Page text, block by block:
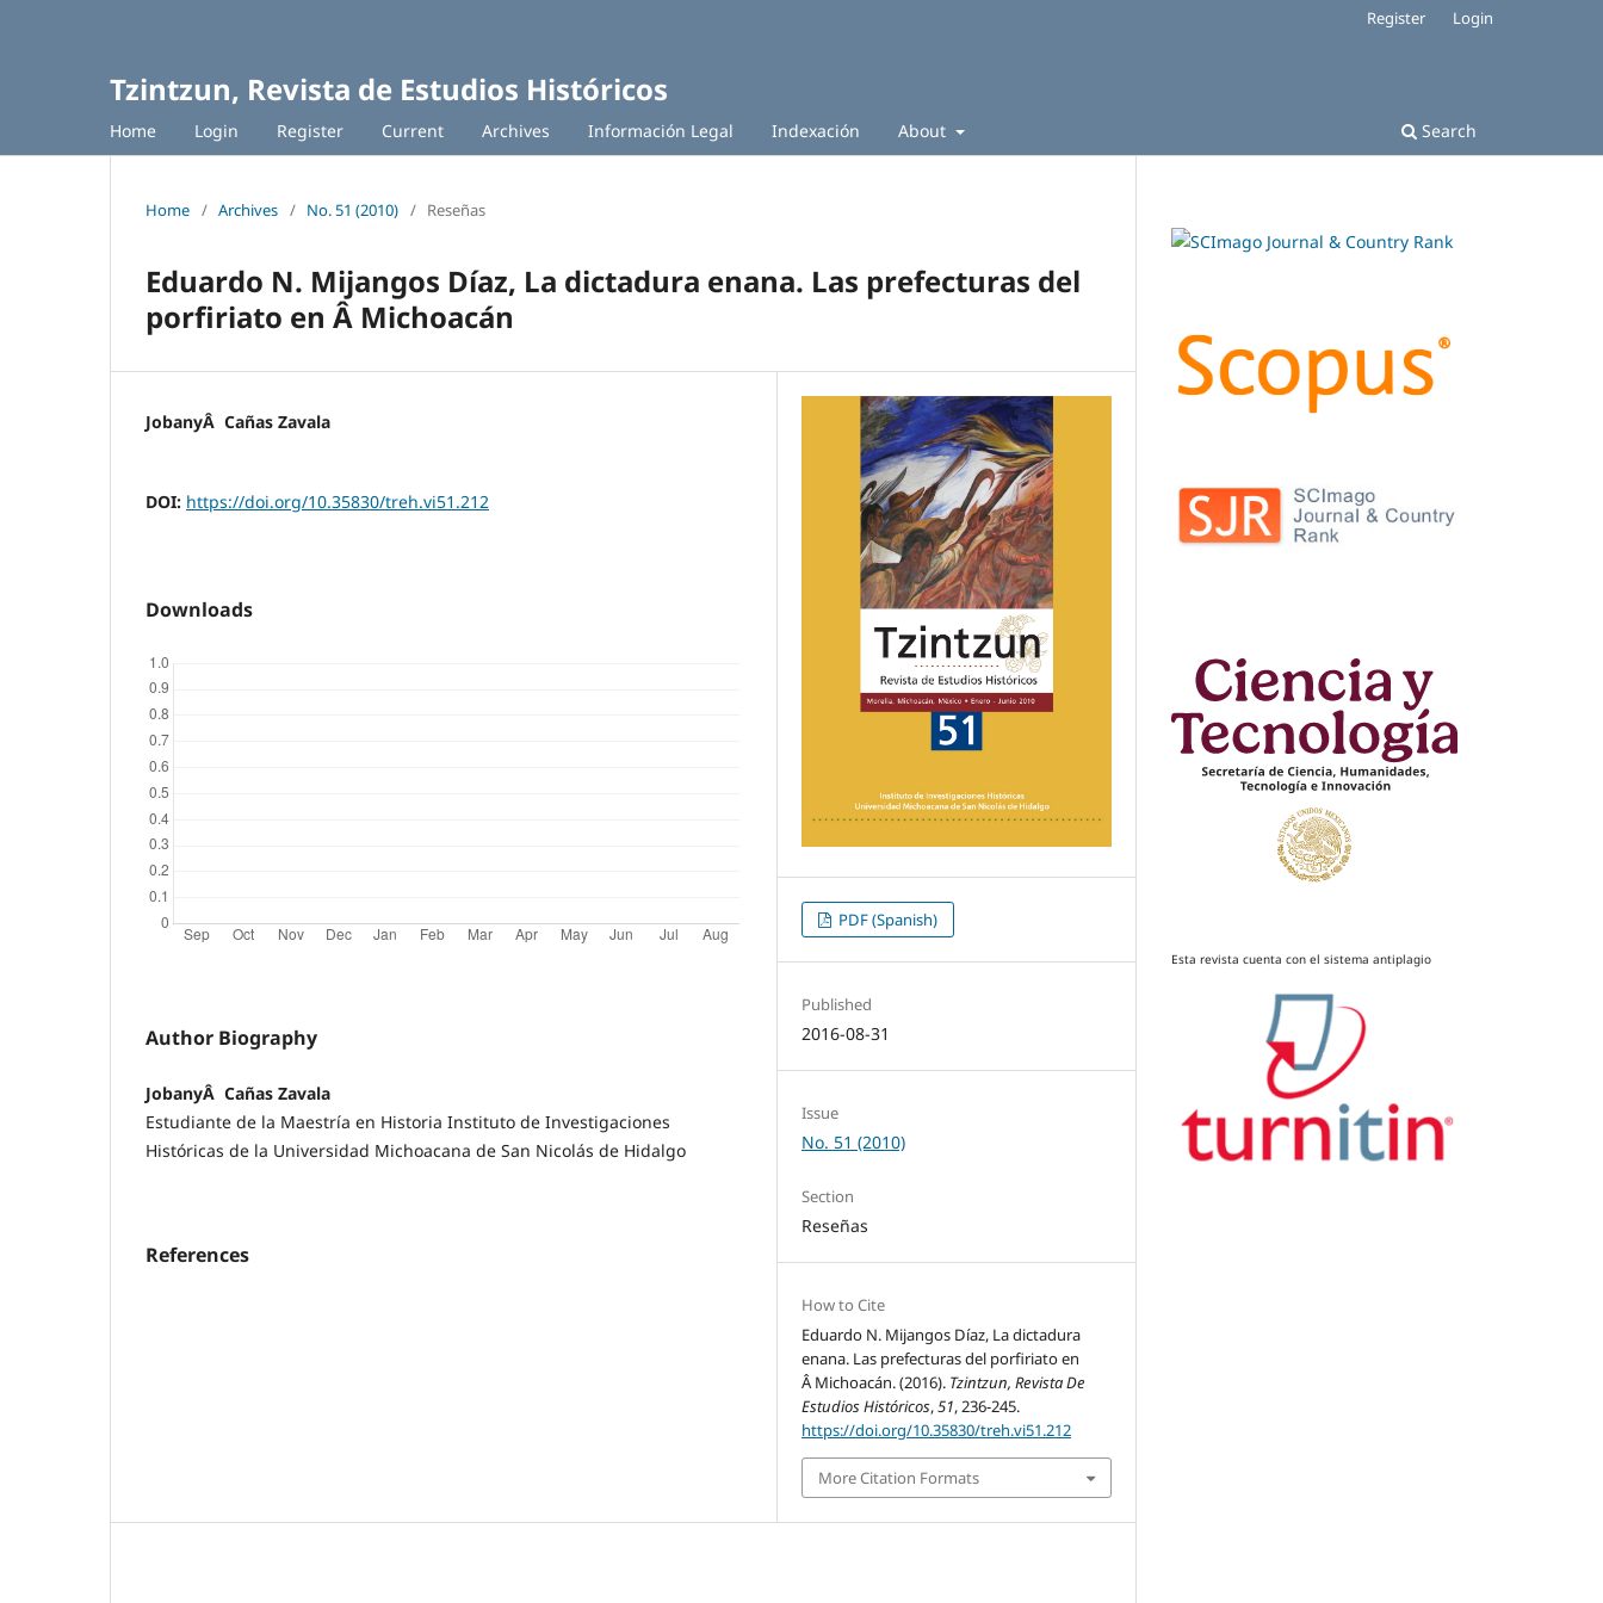
Tzintzun, Revista de Estudios Históricos
Home Login Register Current Archives Información Legal Indexación About Search
Register Login
Home / Archives / No. 51 (2010) / Reseñas
Eduardo N. Mijangos Díaz, La dictadura enana. Las prefecturas del
porfiriato en Â Michoacán
JobanyÂ Cañas Zavala
DOI: https://doi.org/10.35830/treh.vi51.212
Downloads
Author Biography
JobanyÂ Cañas Zavala
Estudiante de la Maestría en Historia Instituto de Investigaciones
Históricas de la Universidad Michoacana de San Nicolás de Hidalgo
References
PDF (Spanish)
Published
2016-08-31
Issue
No. 51 (2010)
Section
Reseñas
How to Cite
Eduardo N. Mijangos Díaz, La dictadura
enana. Las prefecturas del porfiriato en
Â Michoacán. (2016). Tzintzun, Revista De
Estudios Históricos,51, 236-245.
https://doi.org/10.35830/treh.vi51.212
More Citation Formats
Esta revista cuenta con el sistema antiplagio